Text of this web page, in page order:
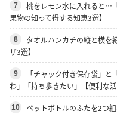
7
桃をレモン水に入れると…
果物の知って得する知恵3選】
8
タオルハンカチの縦と横を
ザ3選】
9
「チャック付き保存袋」
わ」「持ち歩きたい」【便利な活
10
ペットボトルのふたを2つ